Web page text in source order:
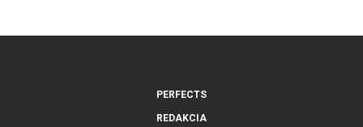
PERFECTS
REDAKCIA